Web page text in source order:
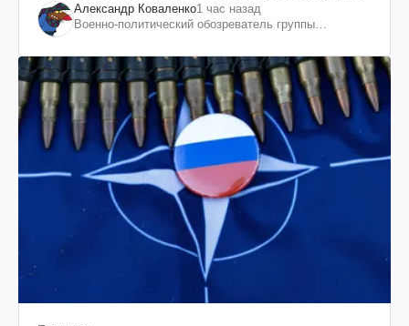
как это удалось
Александр Коваленко1 час назад
Военно-политический обозреватель группы